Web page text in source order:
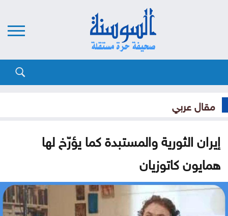
مقال عربي
إيران الثورية والمستبدة كما يؤرّخ لها
همايون كاتوزيان